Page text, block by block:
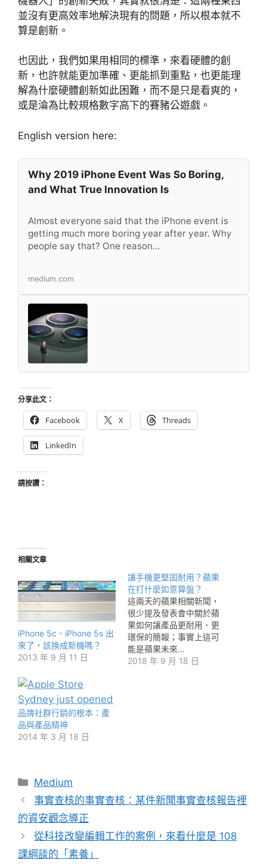
並沒有更高效率地解決現有的問題，所以根本就不
算是創新。
也因此，我們如果用相同的標準，來看硬體的創
新，也許就能更加準確、更能抓到重點，也更能理
解為什麼硬體創新如此困難，而不是只是看爽的，
或是淪為比較規格數字高下的賽豬公遊戲。
English version here:
Why 2019 iPhone Event Was So Boring,
and What True Innovation Is
Almost everyone said that the iPhone event is
getting much more boring year after year. Why
people say that? One reason…
medium.com
分享此文：
Facebook X Threads
LinkedIn
請按讚：
相關文章
iPhone 5c、iPhone 5s 出
來了，該換成新機嗎？
2013 年 9 月 11 日
讓手機更堅固耐用？蘋果
在打什麼如意算盤？
這兩天的蘋果相關新聞，
很少提及發表會中關於蘋
果如何讓產品更耐用、更
環保的簡報；事實上這可
能是蘋果未來…
2018 年 9 月 18 日
品牌社群行銷的根本：產
品與產品精神
2014 年 3 月 18 日
分
類
Medium
事實查核的事實查核：某件新聞事實查核報告裡
的資安觀念導正
從科技改變編輯工作的案例，來看什麼是 108
課綱談的「素養」